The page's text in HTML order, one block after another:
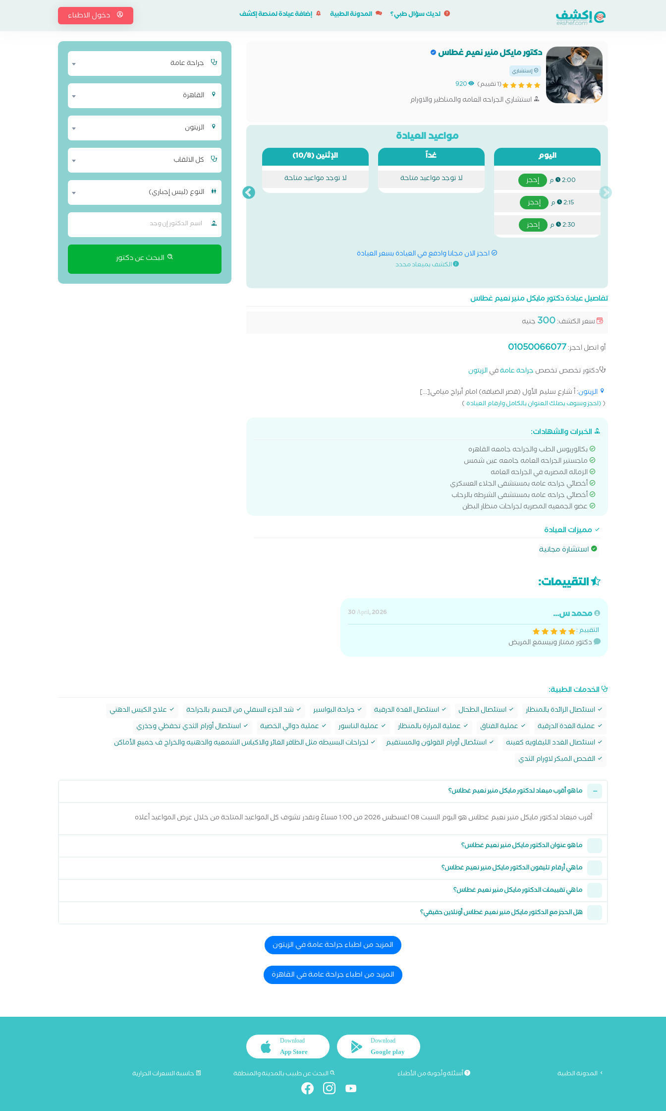
لديك سؤال طبي؟ المدونة الطبية إضافة عيادة لمنصة إكشف دخول الاطباء
دكتور مايكل منير نعيم غطاس
إستشاري
(1 تقييم) 920
استشاري الجراحه العامه والمناظير والاورام
مواعيد العيادة
اليوم
2:00 م إحجز
2:15 م إحجز
2:30 م إحجز
غداً
لا توجد مواعيد متاحة
الإثنين(10/8)
لا توجد مواعيد متاحة
احجز الان مجانا وادفع في العيادة بسعر العيادة
الكشف بميعاد محدد
تفاصيل عيادة دكتور مايكل منير نعيم غطاس
سعر الكشف:300 جنيه
أو اتصل احجز:01050066077
دكتور تخصص تخصص جراحة عامةفيالزيتون
الزيتون: أ شارع سليم الأول (قصر الضيافه) امام أبراج ميامي[...]
((احجز وسوف يصلك العنوان بالكامل وارقام العيادة)
الخبرات والشهادات:
بكالوريوس الطب والجراحه جامعه القاهره
ماجستير الجراحه العامه جامعه عين شمس
الزماله المصريه في الجراحه العامه
أخصائي جراحه عامه بمستشفى الجلاء العسكري
أخصائي جراحه عامه بمستشفى الشرطه بالرحاب
عضو الجمعيه المصريه لجراحات منظار البطن
مميزات العيادة
استشارة مجانية
جراحة عامة
القاهرة
الزيتون
كل الالقاب
النوع (ليس إجباري)
البحث عن دكتور
التقييمات:
محمد س...
30 April, 2026
التقييم :
دكتور ممتاز وبيسمع المريض
الخدمات الطبية:
استئصال الزائدة بالمنظار استئصال الطحال استئصال الغدة الدرقية جراحة البواسير شد الجزء السفلي من الجسم بالجراحة
علاج الكيس الدهني
عملية الغدة الدرقية
عملية الفتاق عملية المرارة بالمنظار عملية الناسور عملية دوالي الخصية
استئصال أورام الثدي تحفظي وجذري
استئصال الغدد الليفاويه كعينه
استئصال أورام القولون والمستقيم
لجراحات البسيطه مثل الظافر الغائر والاكياس الشمعيه والدهنيه والخراج ف جميع الأماكن
الفحص المبكر لاورام الثدي
ما هو أقرب ميعاد لدكتور مايكل منير نعيم غطاس؟
أقرب ميعاد لدكتور مايكل منير نعيم غطاس هو اليوم السبت 08 اغسطس 2026 من 1:00 مساءً وتقدر تشوف كل المواعيد المتاحة من خلال عرض المواعيد أعلاه
ما هو عنوان الدكتور مايكل منير نعيم غطاس؟
ما هي أرقام تليفون الدكتور مايكل منير نعيم غطاس؟
ما هي تقييمات الدكتور مايكل منير نعيم غطاس؟
هل الحجز مع الدكتور مايكل منير نعيم غطاس أونلاين حقيقي؟
المزيد من اطباء جراحة عامة في الزيتون
المزيد من اطباء جراحة عامة في القاهرة
Download
Google play
Download
App Store
المدونة الطبية أسئلة وأجوبة من الأطباء البحث عن طبيب بالمدينة والمنطقة حاسبة السعرات الحرارية